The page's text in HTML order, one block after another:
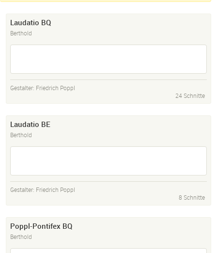
Laudatio BQ
Berthold
Gestalter: Friedrich Poppl
24 Schnitte
Laudatio BE
Berthold
Gestalter: Friedrich Poppl
8 Schnitte
Poppl-Pontifex BQ
Berthold